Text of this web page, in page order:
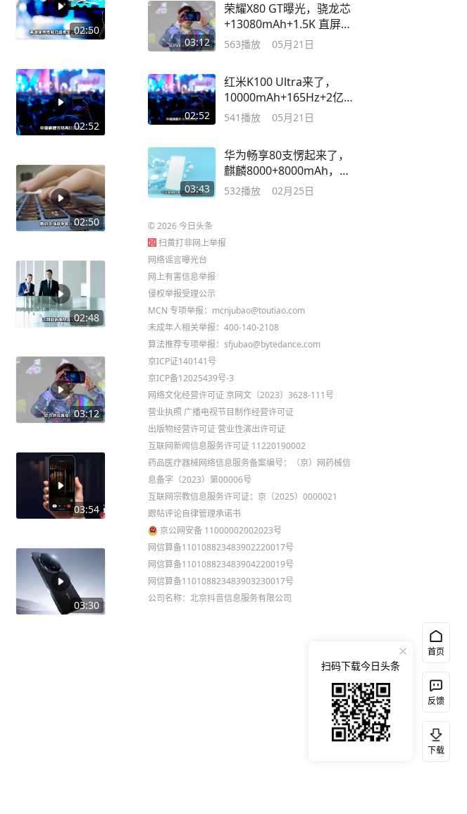
02:50
02:52
02:50
02:48
03:12
03:54
03:30
03:12
荣耀X80 GT曝光，骁龙芯
+13080mAh+1.5K 直屏，
香喷喷
563播放 05月21日
02:52
红米K100 Ultra来了，
10000mAh+165Hz+2亿主
摄，太强了
541播放 05月21日
03:43
华为畅享80支愣起来了，
麒麟8000+8000mAh，鸿
蒙坐镇
532播放 02月25日
©2026今日头条
扫黄打非网上举报
网络谣言曝光台
网上有害信息举报
侵权举报受理公示
MCN 专项举报：mcnjubao@toutiao.com
未成年人相关举报：400-140-2108
算法推荐专项举报：sfjubao@bytedance.com
京ICP证140141号
京ICP备12025439号-3
网络文化经营许可证 京网文〔2023〕3628-111号
营业执照 广播电视节目制作经营许可证
出版物经营许可证 营业性演出许可证
互联网新闻信息服务许可证 11220190002
药品医疗器械网络信息服务备案编号：（京）网药械信
息备字（2023）第00006号
互联网宗教信息服务许可证：京（2025）0000021
跟帖评论自律管理承诺书
京公网安备 11000002002023号
网信算备110108823483902220017号
网信算备110108823483904220019号
网信算备110108823483903230017号
公司名称：北京抖音信息服务有限公司
首页
反馈
下载
扫码下载今日头条